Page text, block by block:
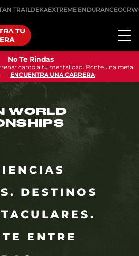
TRAILDEKAEXTREME ENDURANCE
TU
No Te Rindas
cambia tu mentalidad. Ponte una meta
ENCUENTRA UNA CARRERA
WORLD
DESTINOS
ENTRE